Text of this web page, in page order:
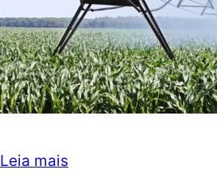
Leia mais